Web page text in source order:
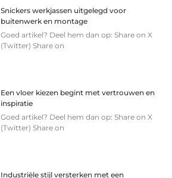
Snickers werkjassen uitgelegd voor
buitenwerk en montage
Goed artikel? Deel hem dan op: Share on X
(Twitter) Share on
Een vloer kiezen begint met vertrouwen en
inspiratie
Goed artikel? Deel hem dan op: Share on X
(Twitter) Share on
Industriële stijl versterken met een